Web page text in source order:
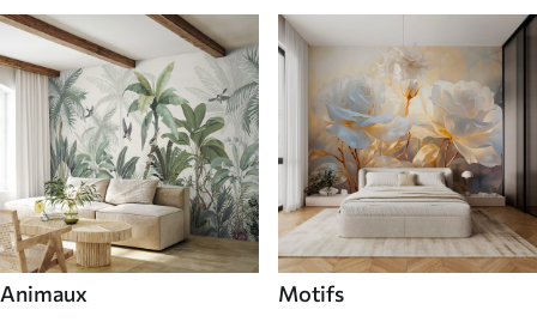
Animaux Motifs